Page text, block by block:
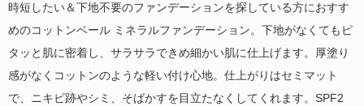
時短したい＆下地不要のファンデーションを探している方におすす
めのコットンベール ミネラルファンデーション。下地がなくてもピ
タッと肌に密着し、サラサラできめ細かい肌に仕上げます。厚塗り
感がなくコットンのような軽い付け心地。仕上がりはセミマット
で、ニキビ跡やシミ、そばかすを目立たなくしてくれます。SPF2